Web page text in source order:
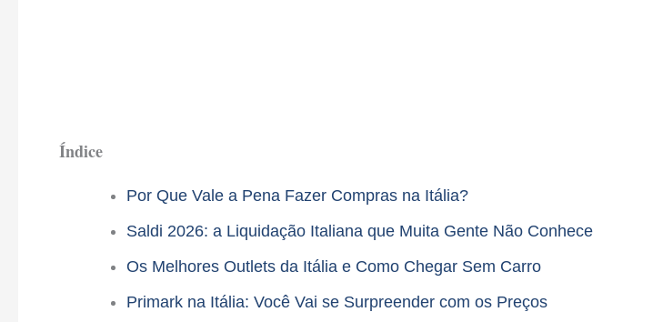
Índice
Por Que Vale a Pena Fazer Compras na Itália?
Saldi 2026: a Liquidação Italiana que Muita Gente Não Conhece
Os Melhores Outlets da Itália e Como Chegar Sem Carro
Primark na Itália: Você Vai se Surpreender com os Preços